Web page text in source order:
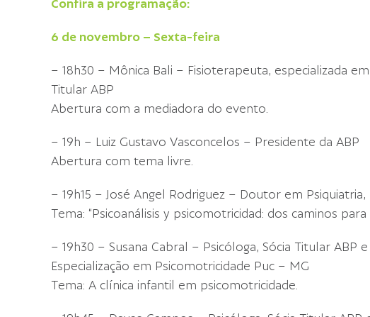
Confira a programação:
6 de novembro – Sexta-feira
– 18h30 – Mônica Bali – Fisioterapeuta, especializada
Titular ABP
Abertura com a mediadora do evento.
– 19h – Luiz Gustavo Vasconcelos – Presidente da ABP
Abertura com tema livre.
– 19h15 – José Angel Rodriguez – Doutor em
Tema: “Psicoanálisis y psicomotricidad: dos caminos
– 19h30 – Susana Cabral – Psicóloga, Sócia Titular ABP
Especialização em Psicomotricidade Puc – MG
Tema: A clínica infantil em psicomotricidade.